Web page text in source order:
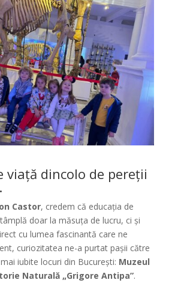
viață dincolo de pereții
Castor, credem că educația de
doar la măsuța de lucru, ci și
cu lumea fascinantă care ne
curiozitatea ne-a purtat pașii către
iubite locuri din București: Muzeul
Naturală „Grigore Antipa”.